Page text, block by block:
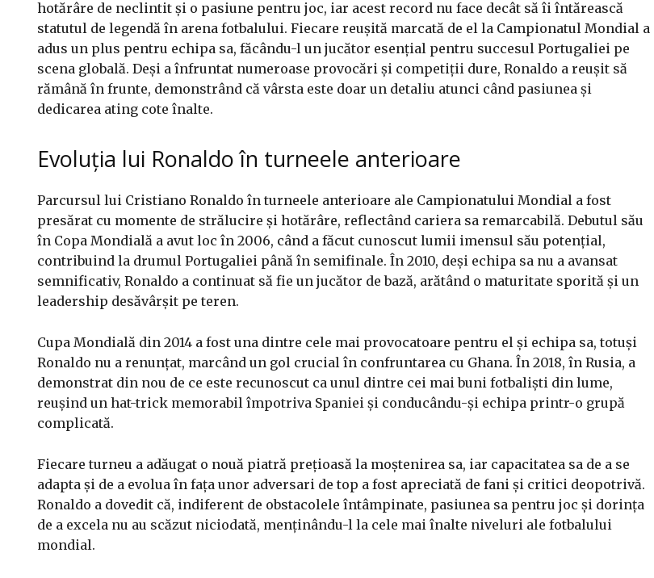
hotărâre de neclintit și o pasiune pentru joc, iar acest record nu face decât să îi întărească
statutul de legendă în arena fotbalului. Fiecare reușită marcată de el la Campionatul Mondial a
adus un plus pentru echipa sa, făcându-l un jucător esențial pentru succesul Portugaliei pe
scena globală. Deși a înfruntat numeroase provocări și competiții dure, Ronaldo a reușit să
rămână în frunte, demonstrând că vârsta este doar un detaliu atunci când pasiunea și
dedicarea ating cote înalte.
Evoluția lui Ronaldo în turneele anterioare
Parcursul lui Cristiano Ronaldo în turneele anterioare ale Campionatului Mondial a fost
presărat cu momente de strălucire și hotărâre, reflectând cariera sa remarcabilă. Debutul său
în Copa Mondială a avut loc în 2006, când a făcut cunoscut lumii imensul său potențial,
contribuind la drumul Portugaliei până în semifinale. În 2010, deși echipa sa nu a avansat
semnificativ, Ronaldo a continuat să fie un jucător de bază, arătând o maturitate sporită și un
leadership desăvârșit pe teren.
Cupa Mondială din 2014 a fost una dintre cele mai provocatoare pentru el și echipa sa, totuși
Ronaldo nu a renunțat, marcând un gol crucial în confruntarea cu Ghana. În 2018, în Rusia, a
demonstrat din nou de ce este recunoscut ca unul dintre cei mai buni fotbaliști din lume,
reușind un hat-trick memorabil împotriva Spaniei și conducându-și echipa printr-o grupă
complicată.
Fiecare turneu a adăugat o nouă piatră prețioasă la moștenirea sa, iar capacitatea sa de a se
adapta și de a evolua în fața unor adversari de top a fost apreciată de fani și critici deopotrivă.
Ronaldo a dovedit că, indiferent de obstacolele întâmpinate, pasiunea sa pentru joc și dorința
de a excela nu au scăzut niciodată, menținându-l la cele mai înalte niveluri ale fotbalului
mondial.